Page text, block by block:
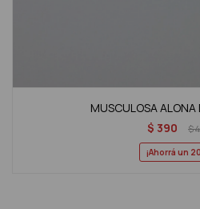
MUSCULOSA
$ 390 $
20